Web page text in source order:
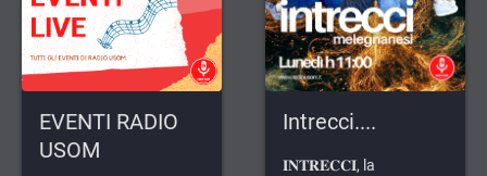
EVENTI RADIO
USOM
Intrecci....
𝐈𝐍𝐓𝐑𝐄𝐂𝐂𝐈, la